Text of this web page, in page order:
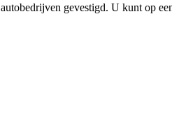
autobedrijven gevestigd. U kunt op